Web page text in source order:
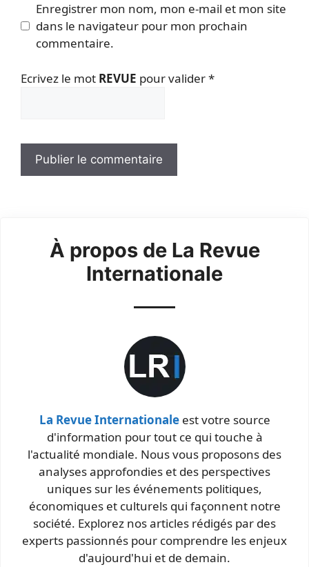
Enregistrer mon nom, mon e-mail et mon site
dans le navigateur pour mon prochain
commentaire.
Ecrivez le mot REVUE pour valider*
À propos de La Revue
Internationale
La Revue Internationaleest votre source
d'information pour tout ce qui touche à
l'actualité mondiale. Nous vous proposons des
analyses approfondies et des perspectives
uniques sur les événements politiques,
économiques et culturels qui façonnent notre
société. Explorez nos articles rédigés par des
experts passionnés pour comprendre les enjeux
d'aujourd'hui et de demain.